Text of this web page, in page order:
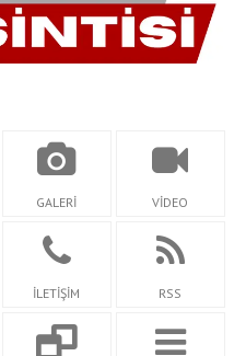
GALERİ VİDEO
İLETİŞİM RSS